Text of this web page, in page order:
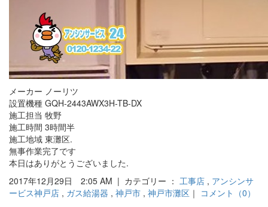
メーカー ノーリツ
設置機種 GQH-2443AWX3H-TB-DX
施工担当 牧野
施工時間 3時間半
施工地域 東灘区.
無事作業完了です
本日はありがとうございました.
2017年12月29日 2:05 AM | カテゴリー ： 工事店 , アンシンサ
ービス神戸店 , ガス給湯器 , 神戸市 , 神戸市灘区 ｜ コメント（0）